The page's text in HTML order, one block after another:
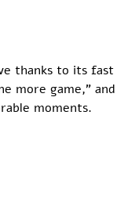
thanks to its fast
more game,"
moments.